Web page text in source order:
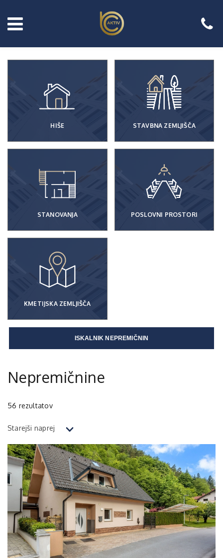
HIŠE STAVBNA ZEMLJIŠČA
STANOVANJA POSLOVNI PROSTORI
KMETIJSKA ZEMLJIŠČA
ISKALNIK NEPREMIČNIN
Nepremičnine
56 rezultatov
Starejši naprej